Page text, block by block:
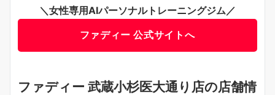
＼女性専用AIパーソナルトレーニングジム／
ファディー 公式サイトへ
ファディー 武蔵小杉医大通り店の店舗情